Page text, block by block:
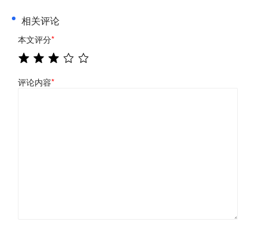
相关评论
本文评分*
评论内容*